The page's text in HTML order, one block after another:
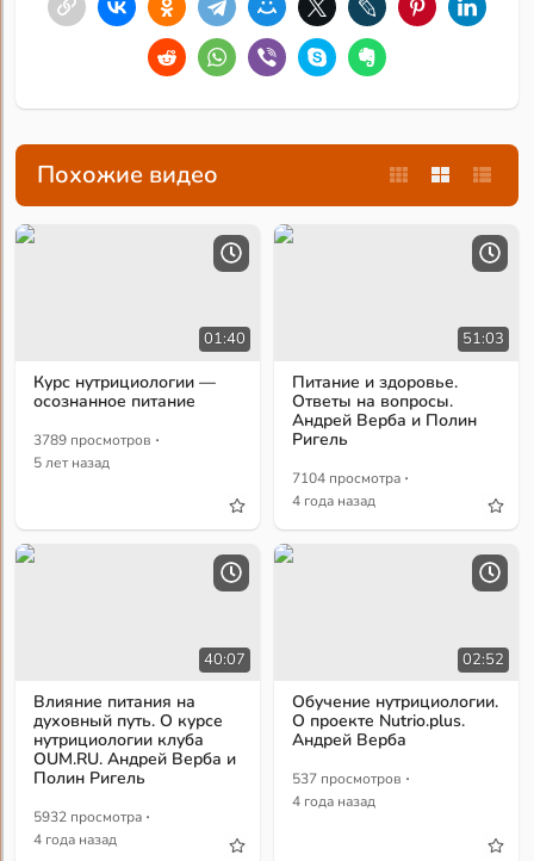
Похожие видео
01:40
Курс нутрициологии —
осознанное питание
3789 просмотров ·
5 лет назад
51:03
Питание и здоровье.
Ответы на вопросы.
Андрей Верба и Полин
Ригель
7104 просмотра ·
4 года назад
40:07
Влияние питания на
духовный путь. О курсе
нутрициологии клуба
OUM.RU. Андрей Верба и
Полин Ригель
5932 просмотра ·
4 года назад
02:52
Обучение нутрициологии.
О проекте Nutrio.plus.
Андрей Верба
537 просмотров ·
4 года назад